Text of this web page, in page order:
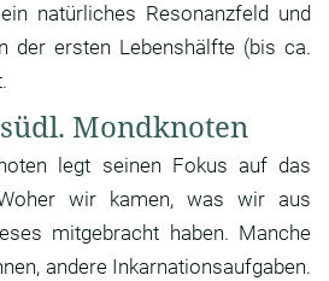
natürliches Resonanzfeld und
der ersten Lebenshälfte (bis ca.
Mondknoten
legt seinen Fokus auf das
wir kamen, was wir aus
mitgebracht haben. Manche
andere Inkarnationsaufgaben.